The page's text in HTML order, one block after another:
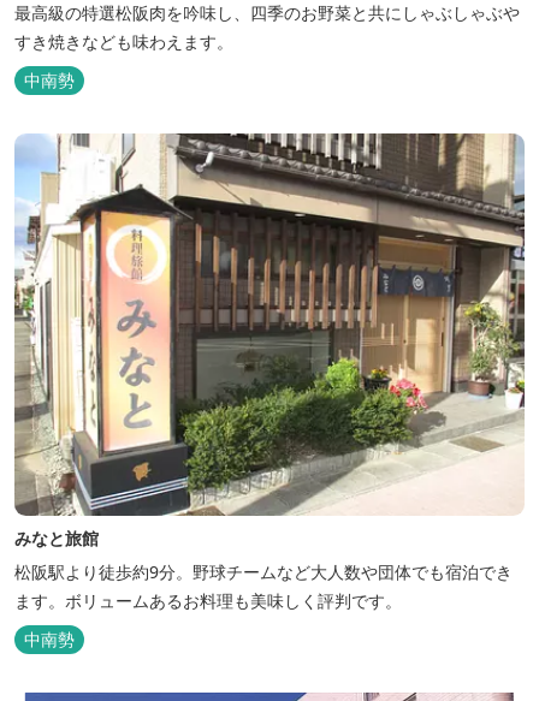
最高級の特選松阪肉を吟味し、四季のお野菜と共にしゃぶしゃぶや
すき焼きなども味わえます。
中南勢
みなと旅館
松阪駅より徒歩約9分。野球チームなど大人数や団体でも宿泊でき
ます。ボリュームあるお料理も美味しく評判です。
中南勢